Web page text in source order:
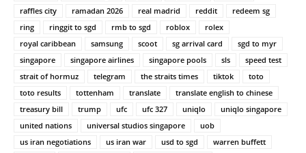
raffles city
ramadan 2026 real madrid reddit
redeem sg
ring
ringgit to sgd rmb to sgd roblox
rolex
royal caribbean
samsung scoot sg arrival card
sgd to myr
singapore
singapore airlines singapore pools sls
speed test
strait of hormuz
telegram the straits times tiktok
toto
toto results
tottenham translate
translate english to chinese
treasury bill
trump ufc ufc 327 uniqlo
uniqlo singapore
united nations
universal studios singapore
uob
us iran negotiations
us iran war usd to sgd
warren buffett